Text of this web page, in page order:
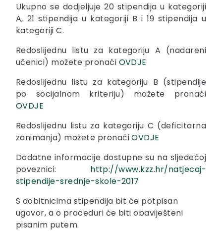
Ukupno se dodjeljuje 20 stipendija u kategoriji
A, 21 stipendija u kategoriji B i 19 stipendija u
kategoriji C.
Redoslijednu listu za kategoriju A (nadareni
učenici) možete pronaći OVDJE
Redoslijednu listu za kategoriju B (stipendije
po socijalnom kriteriju) možete pronaći
OVDJE
Redoslijednu listu za kategoriju C (deficitarna
zanimanja) možete pronaćiOVDJE
Dodatne informacije dostupne su na sljedećoj
poveznici: http://www.kzz.hr/natjecaj-
stipendije-srednje-skole-2017
S dobitnicima stipendija bit će potpisan
ugovor, a o proceduri će biti obaviješteni
pisanim putem.